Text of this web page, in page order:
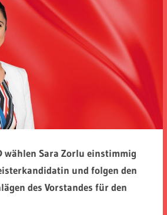
wählen Sara Zorlu einstimmig
und folgen den
des Vorstandes für den